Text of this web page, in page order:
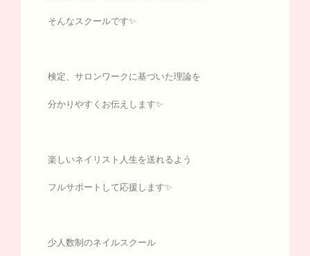
そんなスクールです✨
検定、サロンワークに基づいた理論を
分かりやすくお伝えします✨
楽しいネイリスト人生を送れるよう
フルサポートして応援します✨
少人数制のネイルスクール